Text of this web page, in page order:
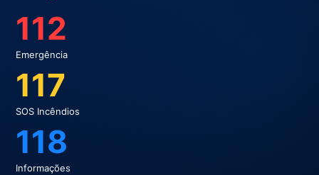
112
Emergência
117
SOS Incêndios
118
Informações